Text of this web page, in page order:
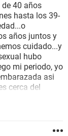
de 40 años
hasta los 39-
años juntos y
cuidado...y
hubo
mi periodo, yo
asi
cerca del
Ovarios o
quita...